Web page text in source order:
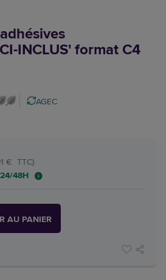
INCLUS' format C4
AGEC
€ TTC)
48H
AU PANIER